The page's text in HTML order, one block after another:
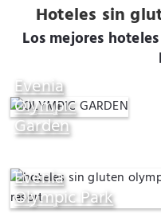
Hoteles sin
Los mejores
Evenia
Olympic
Garden
Evenia
Olympic Park